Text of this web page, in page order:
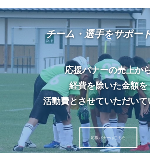
チーム・選手をサポー
応援バナーの売上か
経費を除いた金額を
活動費とさせていただいて
応援バナーはこちら